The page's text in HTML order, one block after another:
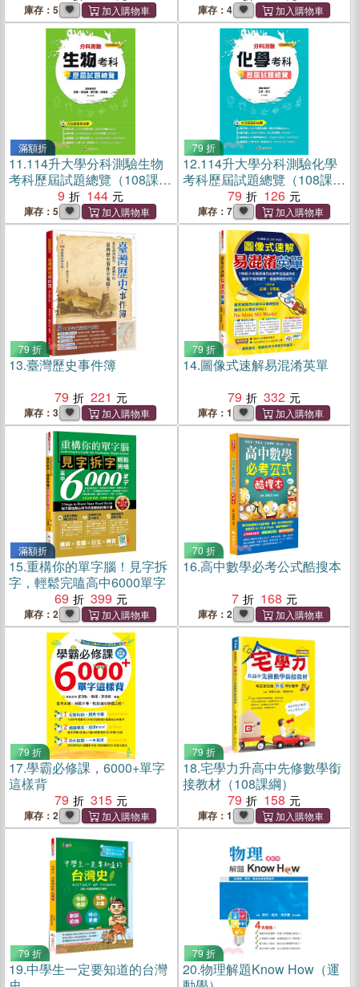
庫存：5 庫存：4
滿額折
11.114升大學分科測驗生物
考科歷屆試題總覽（108課
9 144
庫存：5
79 折
12.114升大學分科測驗化學
考科歷屆試題總覽（108課
79 126
庫存：7
79 折
13.臺灣歷史事件簿
79
221
庫存：3
79 折
14.圖像式速解易混淆英單
79
332
庫存：1
滿額折
15.重構你的單字腦！見字拆
字，輕鬆完嗑高中6000單字
69
399
庫存：2
70 折
16.高中數學必考公式酷搜本
7
168
庫存：2
79 折
17.學霸必修課，6000+單字
這樣背
79
315
庫存：2
79 折
18.宅學力升高中先修數學銜
接教材（108課綱）
79
158
庫存：1
79 折
19.中學生一定要知道的台灣
79 折
20.物理解題Know How（運